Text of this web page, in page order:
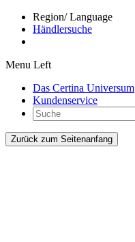
Region/ Language
Händlersuche
Menu Left
Das Certina Universum
Kundenservice
Zurück zum Seitenanfang